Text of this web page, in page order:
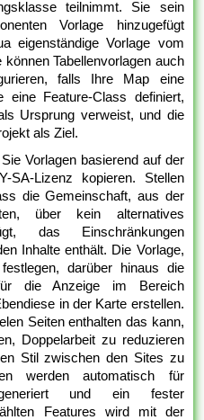
teilnimmt. Sie sein
Vorlage hinzugefügt
eigenständige Vorlage vom
Tabellenvorlagen auch
falls Ihre Map eine
eine Feature-Class definiert,
Ursprung verweist, und die
als Ziel.
Vorlagen basierend auf der
SA-Lizenz kopieren. Stellen
die Gemeinschaft, aus der
über kein alternatives
das Einschränkungen
Inhalte enthält. Die Vorlage,
darüber hinaus die
die Anzeige im Bereich
in der Karte erstellen.
Seiten enthalten das kann,
Doppelarbeit zu reduzieren
Stil zwischen den Sites zu
werden automatisch für
und ein fester
Features wird mit der